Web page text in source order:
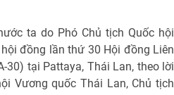
ta do Phó Chủ tịch Quốc hội
đồng lần thứ 30 Hội đồng Liên
30) tại Pattaya, Thái Lan, theo lời
Vương quốc Thái Lan, Chủ tịch